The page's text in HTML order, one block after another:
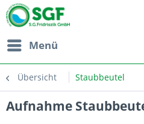
Menü
Übersicht Staubbeutel
Aufnahme